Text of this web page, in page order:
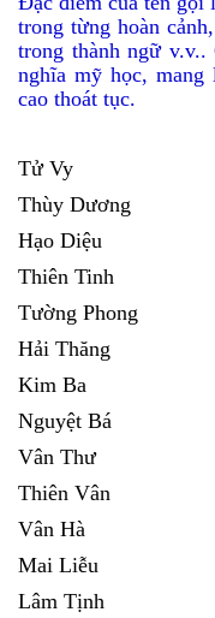
trong từng hoàn
trong thành ngữ
nghĩa mỹ học,
cao thoát tục.
Tử Vy
Thùy Dương
Hạo Diệu
Thiên Tinh
Tường Phong
Hải Thăng
Kim Ba
Nguyệt Bá
Vân Thư
Thiên Vân
Vân Hà
Mai Liễu
Lâm Tịnh